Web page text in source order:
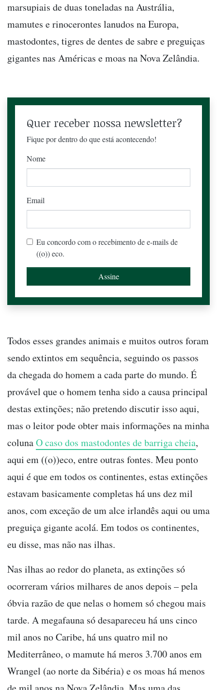
marsupiais de duas toneladas na Austrália,
mamutes e rinocerontes lanudos na Europa,
mastodontes, tigres de dentes de sabre e preguiças
gigantes nas Américas e moas na Nova Zelândia.
Quer receber nossa newsletter?
Fique por dentro do que está acontecendo!
Nome
Email
Eu concordo com o recebimento de e-mails de
((o)) eco.
Todos esses grandes animais e muitos outros foram
sendo extintos em sequência, seguindo os passos
da chegada do homem a cada parte do mundo. É
provável que o homem tenha sido a causa principal
destas extinções; não pretendo discutir isso aqui,
mas o leitor pode obter mais informações na minha
colunaO caso dos mastodontes de barriga cheia,
aqui em ((o))eco, entre outras fontes. Meu ponto
aqui é que em todos os continentes, estas extinções
estavam basicamente completas há uns dez mil
anos, com exceção de um alce irlandês aqui ou uma
preguiça gigante acolá. Em todos os continentes,
eu disse, mas não nas ilhas.
Nas ilhas ao redor do planeta, as extinções só
ocorreram vários milhares de anos depois – pela
óbvia razão de que nelas o homem só chegou mais
tarde. A megafauna só desapareceu há uns cinco
mil anos no Caribe, há uns quatro mil no
Mediterrâneo, o mamute há meros 3.700 anos em
Wrangel (ao norte da Sibéria) e os moas há menos